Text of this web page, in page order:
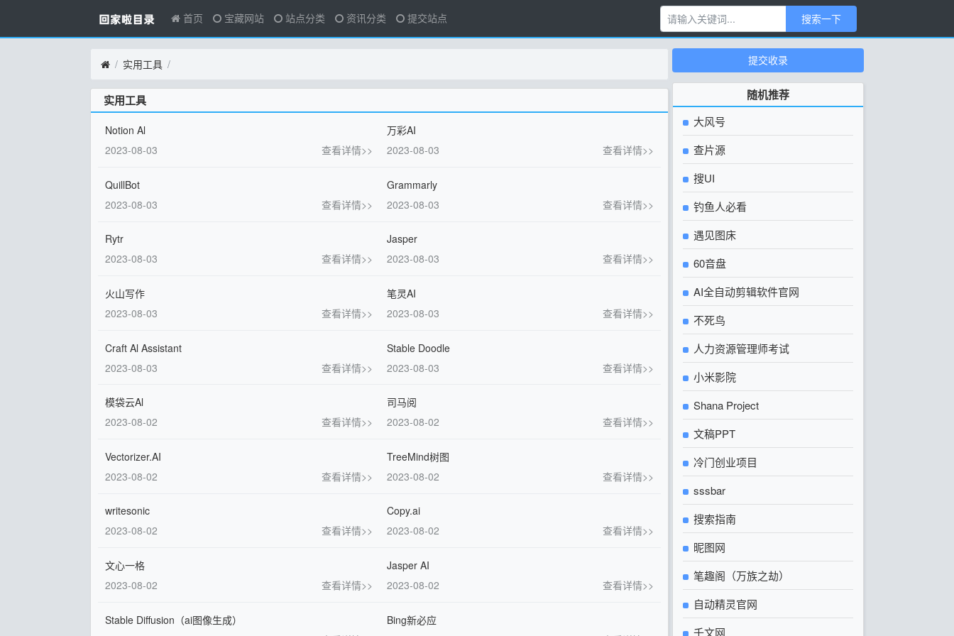
首页 宝藏网站 站点分类 资讯分类 提交站点 搜索一下
实用工具
实用工具
Notion Al
2023-08-03
查看详情>>
万彩AI
2023-08-03
查看详情>>
QuillBot
2023-08-03
查看详情>>
Grammarly
2023-08-03
查看详情>>
Rytr
2023-08-03
查看详情>>
Jasper
2023-08-03
查看详情>>
火山写作
2023-08-03
查看详情>>
笔灵AI
2023-08-03
查看详情>>
Craft Al Assistant
2023-08-03
查看详情>>
Stable Doodle
2023-08-03
查看详情>>
模袋云Al
2023-08-02
查看详情>>
司马阅
2023-08-02
查看详情>>
Vectorizer.AI
2023-08-02
查看详情>>
TreeMind树图
2023-08-02
查看详情>>
writesonic
2023-08-02
查看详情>>
Copy.ai
2023-08-02
查看详情>>
文心一格
2023-08-02
查看详情>>
Jasper AI
2023-08-02
查看详情>>
Stable Diffusion（ai图像生成）
Bing新必应
提交收录
随机推荐
大风号
查片源
搜UI
钓鱼人必看
遇见图床
60音盘
AI全自动剪辑软件官网
不死鸟
人力资源管理师考试
小米影院
Shana Project
文稿PPT
冷门创业项目
sssbar
搜索指南
昵图网
笔趣阁（万族之劫）
自动精灵官网
千文网